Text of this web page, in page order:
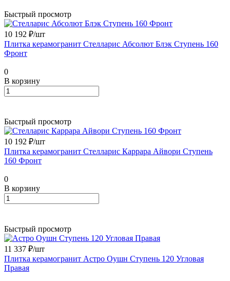
Быстрый просмотр
10 192 ₽/шт
Плитка керамогранит Стелларис Абсолют Блэк Ступень 160
Фронт
0
В корзину
Быстрый просмотр
10 192 ₽/шт
Плитка керамогранит Стелларис Каррара Айвори Ступень
160 Фронт
0
В корзину
Быстрый просмотр
11 337 ₽/шт
Плитка керамогранит Астро Оушн Ступень 120 Угловая
Правая